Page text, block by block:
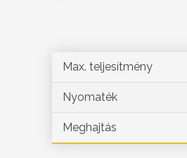
Max. teljesítmény
Nyomaték
Meghajtás